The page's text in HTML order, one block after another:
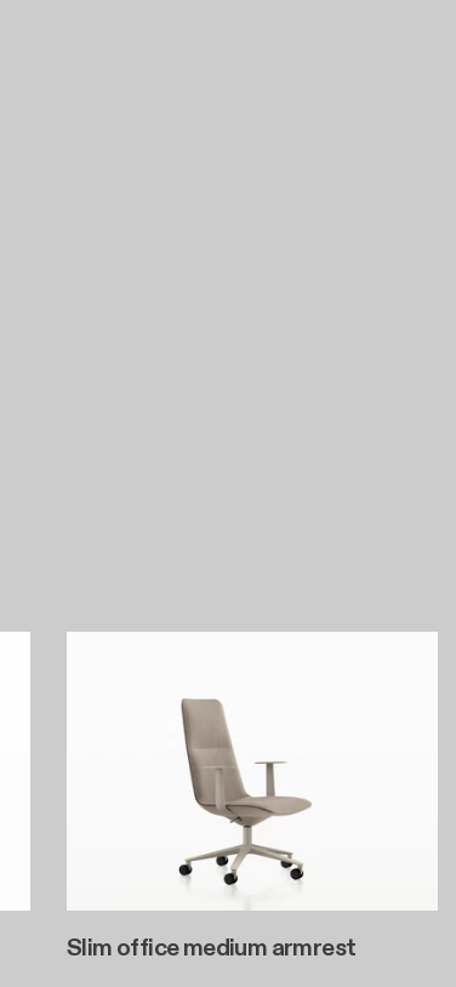
Slim office medium armrest